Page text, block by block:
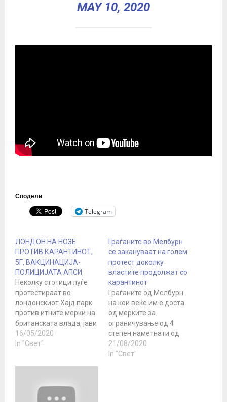
MAY 10, 2020
Сподели
Telegram
ЛОНДОН НА НОЗЕ
ПРОТИВ КАРАНТИНОТ,
5Г, ВАКЦИНАЦИЈА-
ПОЛИЦИЈАТА АПСИ
Неколку стотици луѓе
протестираат во
лондонскиот Хајд парк
против итните мерки на
британската влада, јави
Би-Би-Си. Скотланд
Јард објави дека се
прв човек на
Лабуристите.
16/05/2020
In "Свет"
Граѓаните во Мелбурн
се закануваат на голем
протест доколку
властите продолжат со
карантинот
Граѓаните од Мелбурн
на кои веќе им е доста
од мерките за
ограничување од 4
степен наметнати од
австралиската држава
Викторија и заради што
21/08/2020
In "Свет"